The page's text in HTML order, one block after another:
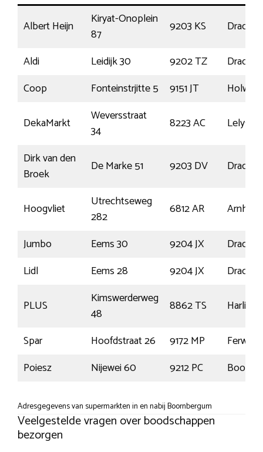
Albert Heijn
Kiryat-Onoplein
87
9203 KS
Aldi
Leidijk 30 9202 TZ
Coop
Fonteinstrjitte 5 9151 JT
Holwerd
DekaMarkt
Weversstraat
34
8223 AC
Lelystad
Dirk van den
Broek
De Marke 51 9203 DV
Hoogvliet
Utrechtseweg
282
6812 AR
Arnhem
Jumbo
Eems 30 9204 JX
Lidl
Eems 28 9204 JX
PLUS
Kimswerderweg
48
8862 TS
Spar
Hoofdstraat 26 9172 MP
Ferwert
Poiesz
Nijewei 60 9212 PC
Adresgegevens van supermarkten in en nabij Boornbergum
Veelgestelde vragen over boodschappen
bezorgen